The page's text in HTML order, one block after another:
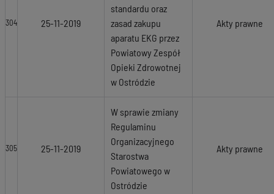
304 25-11-2019
standardu oraz
zasad zakupu
aparatu EKG przez
Powiatowy Zespół
Opieki Zdrowotnej
w Ostródzie
Akty prawne
305 25-11-2019
W sprawie zmiany
Regulaminu
Organizacyjnego
Starostwa
Powiatowego w
Ostródzie
Akty prawne